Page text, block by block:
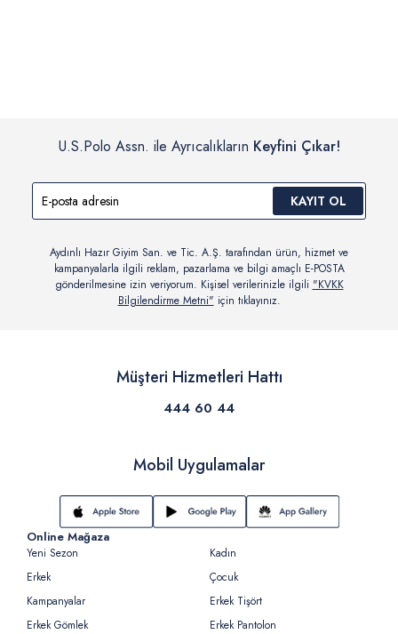
U.S.Polo Assn. ile Ayrıcalıkların Keyfini Çıkar!
KAYIT OL
Aydınlı Hazır Giyim San. ve Tic. A.Ş. tarafından ürün, hizmet ve
kampanyalarla ilgili reklam, pazarlama ve bilgi amaçlı E-POSTA
gönderilmesine izin veriyorum. Kişisel verilerinizle ilgili "KVKK
Bilgilendirme Metni" için tıklayınız.
Müşteri Hizmetleri Hattı
444 60 44
Mobil Uygulamalar
Online Mağaza
Yeni Sezon
Kadın
Erkek
Çocuk
Kampanyalar
Erkek Tişört
Erkek Gömlek
Erkek Pantolon